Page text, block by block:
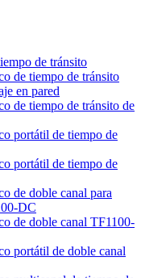
de tránsito
de tiempo de tránsito
en pared
de tiempo de tránsito de
portátil de tiempo de
portátil de tiempo de
de doble canal para
DC
de doble canal TF1100-
portátil de doble canal